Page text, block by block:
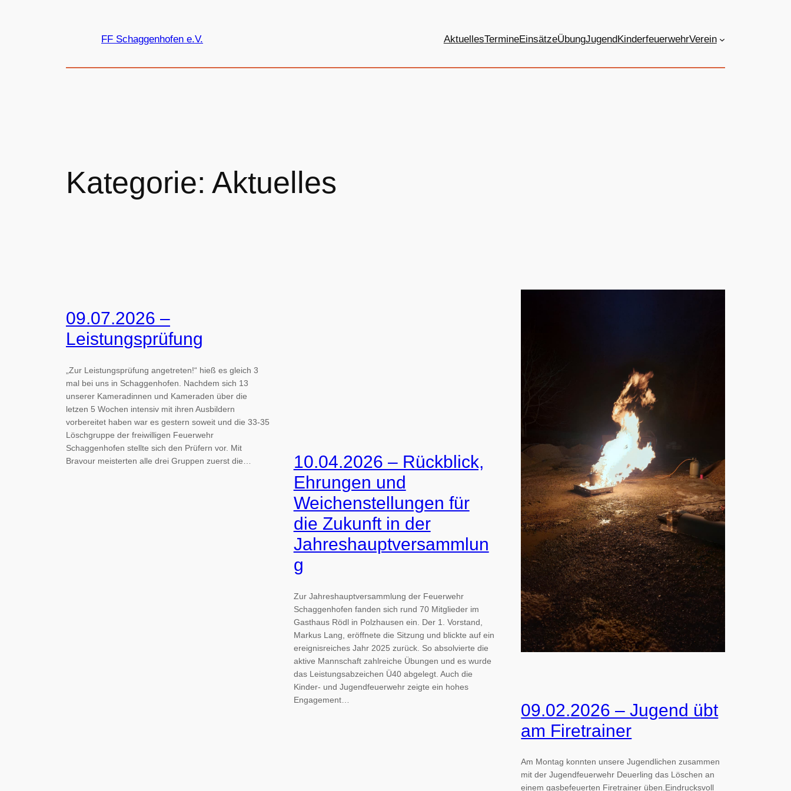
FF Schaggenhofen e.V. AktuellesTermineEinsätzeÜbungJugendKinderfeuerwehrVerein
Kategorie: Aktuelles
09.07.2026 –
Leistungsprüfung
„Zur Leistungsprüfung angetreten!“ hieß es gleich 3
mal bei uns in Schaggenhofen. Nachdem sich 13
unserer Kameradinnen und Kameraden über die
letzen 5 Wochen intensiv mit ihren Ausbildern
vorbereitet haben war es gestern soweit und die 33-35
Löschgruppe der freiwilligen Feuerwehr
Schaggenhofen stellte sich den Prüfern vor. Mit
Bravour meisterten alle drei Gruppen zuerst die…
10.04.2026 – Rückblick,
Ehrungen und
Weichenstellungen für
die Zukunft in der
Jahreshauptversammlun
g
Zur Jahreshauptversammlung der Feuerwehr
Schaggenhofen fanden sich rund 70 Mitglieder im
Gasthaus Rödl in Polzhausen ein. Der 1. Vorstand,
Markus Lang, eröffnete die Sitzung und blickte auf ein
ereignisreiches Jahr 2025 zurück. So absolvierte die
aktive Mannschaft zahlreiche Übungen und es wurde
das Leistungsabzeichen Ü40 abgelegt. Auch die
Kinder- und Jugendfeuerwehr zeigte ein hohes
Engagement…
09.02.2026 – Jugend übt
am Firetrainer
Am Montag konnten unsere Jugendlichen zusammen
mit der Jugendfeuerwehr Deuerling das Löschen an
einem gasbefeuerten Firetrainer üben.Eindrucksvoll